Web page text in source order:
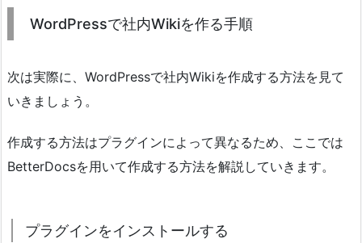
WordPressで社内Wikiを作る手順
次は実際に、WordPressで社内Wikiを作成する方法を見て
いきましょう。
作成する方法はプラグインによって異なるため、ここでは
BetterDocsを用いて作成する方法を解説していきます。
プラグインをインストールする